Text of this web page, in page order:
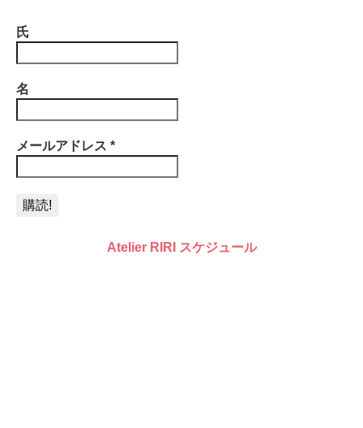
氏
名
メールアドレス *
Atelier RIRI スケジュール